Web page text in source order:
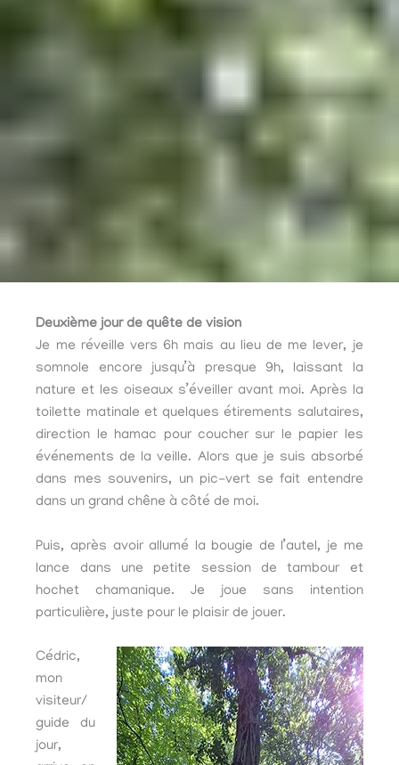
Deuxième jour de quête de vision
Je me réveille vers 6h mais au lieu de me lever, je
somnole encore jusqu’à presque 9h, laissant la
nature et les oiseaux s’éveiller avant moi. Après la
toilette matinale et quelques étirements salutaires,
direction le hamac pour coucher sur le papier les
événements de la veille. Alors que je suis absorbé
dans mes souvenirs, un pic-vert se fait entendre
dans un grand chêne à côté de moi.
Puis, après avoir allumé la bougie de l’autel, je me
lance dans une petite session de tambour et
hochet chamanique. Je joue sans intention
particulière, juste pour le plaisir de jouer.
Cédric,
mon
visiteur/
guide du
jour,